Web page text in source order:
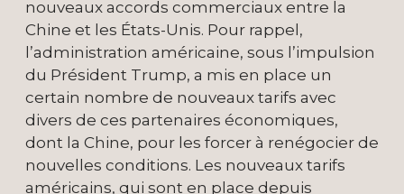
nouveaux accords commerciaux entre la
Chine et les États-Unis. Pour rappel,
l’administration américaine, sous l’impulsion
du Président Trump, a mis en place un
certain nombre de nouveaux tarifs avec
divers de ces partenaires économiques,
dont la Chine, pour les forcer à renégocier de
nouvelles conditions. Les nouveaux tarifs
américains, qui sont en place depuis